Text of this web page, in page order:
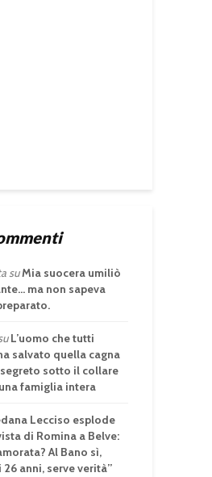
suMia suocera umiliò
ma non sapeva
L’uomo che tutti
salvato quella cagna
sotto il collare
famiglia intera
Lecciso esplode
di Romina a Belve:
Al Bano sì,
anni, serve verità”